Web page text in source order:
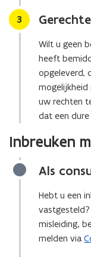
e
t
i
n
n
i
e
u
v
n
s
t
e
n
e
u
v
e
n
s
e
)
Stap
3
Wilt u geen
heeft
opgeleverd,
uw rechten
dat een
Inbreuken
Als
Hebt u een
misleiding,
melden via (